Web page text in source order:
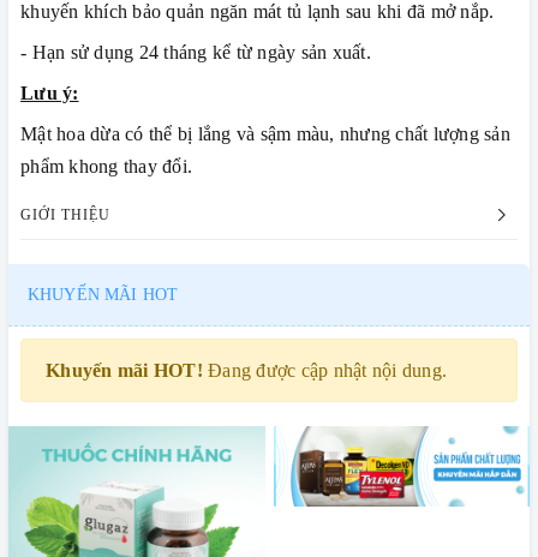
khuyến khích bảo quản ngăn mát tủ lạnh sau khi đã mở nắp.
- Hạn sử dụng 24 tháng kể từ ngày sản xuất.
Lưu ý:
Mật hoa dừa có thể bị lắng và sậm màu, nhưng chất lượng sản
phẩm khong thay đổi.
GIỚI THIỆU
KHUYẾN MÃI HOT
Khuyến mãi HOT! Đang được cập nhật nội dung.